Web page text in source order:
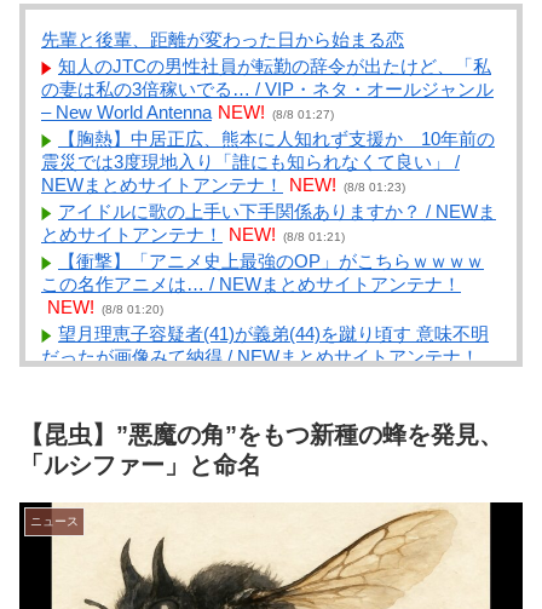
先輩と後輩、距離が変わった日から始まる恋
知人のJTCの男性社員が転勤の辞令が出たけど、「私
の妻は私の3倍稼いでる… / VIP・ネタ・オールジャンル
– New World Antenna NEW! (8/8 01:27)
【胸熱】中居正広、熊本に人知れず支援か 10年前の
震災では3度現地入り「誰にも知られなくて良い」 /
NEWまとめサイトアンテナ！
NEW! (8/8 01:23)
アイドルに歌の上手い下手関係ありますか？ / NEWま
とめサイトアンテナ！
NEW! (8/8 01:21)
【衝撃】「アニメ史上最強のOP」がこちらｗｗｗｗ
この名作アニメは… / NEWまとめサイトアンテナ！
NEW!
(8/8 01:20)
望月理恵子容疑者(41)が義弟(44)を蹴り頃す 意味不明
だったが画像みて納得 / NEWまとめサイトアンテナ！
←これｗｗｗｗｗ(※画像あり) / NEWまとめサイトアン
テナ！ NEW! (8/8 01:18)
美女美男子の家系に生まれた醜いアヒルのフィジカル
ギフテッド / まとめるZ NEW! (8/8 01:05)
【宇宙人探し】宇宙人はいる？いて座の方角から72秒
間捉えた強い電波、50年間正体分からぬ「Wow！信号」
…「合理的に考えると、宇宙人からの信号の可能性」 /
まとめるZ NEW! (8/8 01:05)
【昆虫】”悪魔の角”をもつ新種の蜂を発見、
「ルシファー」と命名
ニュース